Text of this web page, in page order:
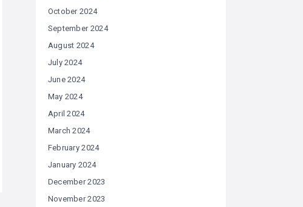
October 2024
September 2024
August 2024
July 2024
June 2024
May 2024
April 2024
March 2024
February 2024
January 2024
December 2023
November 2023